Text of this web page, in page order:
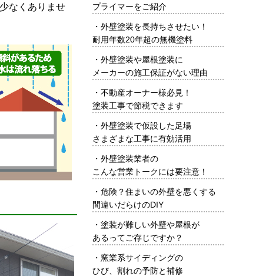
なくありませ
プライマーをご紹介
・ 外壁塗装を長持ちさせたい！
耐用年数20年超の無機塗料
・ 外壁塗装や屋根塗装に
メーカーの施工保証がない理由
・ 不動産オーナー様必見！
塗装工事で節税できます
・ 外壁塗装で仮設した足場
さまざまな工事に有効活用
・ 外壁塗装業者の
こんな営業トークには要注意！
・ 危険？住まいの外壁を悪くする
間違いだらけのDIY
・ 塗装が難しい外壁や屋根が
あるってご存じですか？
・ 窯業系サイディングの
ひび、割れの予防と補修